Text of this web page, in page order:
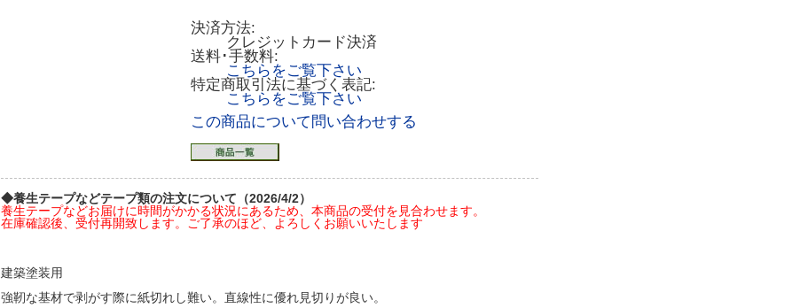
決済方法:
クレジットカード決済
送料･手数料:
こちらをご覧下さい
特定商取引法に基づく表記:
こちらをご覧下さい
この商品について問い合わせする
◆養生テープなどテープ類の注文について（2026/4/2）
養生テープなどお届けに時間がかかる状況にあるため、本商品の受付を見合わせます。
在庫確認後、受付再開致します。ご了承のほど、よろしくお願いいたします
建築塗装用
強靭な基材で剥がす際に紙切れし難い。直線性に優れ見切りが良い。